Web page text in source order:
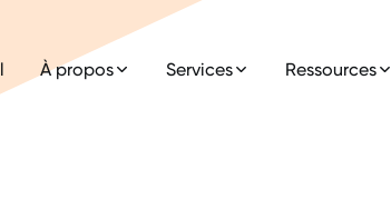
À propos Services Ressources